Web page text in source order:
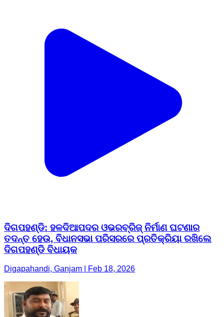
ଦିଗପହଣ୍ଡି: ହଳଦିଆପଦର ଓଭରବ୍ରିଜ୍ ନିର୍ମାଣ ଘଟଣାର
ତଦନ୍ତ ହେଉ, ବିଧାନସଭା ପରିସରରେ ପ୍ରତିକ୍ରିୟା ରଖିଲେ
ଦିଗପହଣ୍ଡି ବିଧାୟକ
Digapahandi, Ganjam | Feb 18, 2026